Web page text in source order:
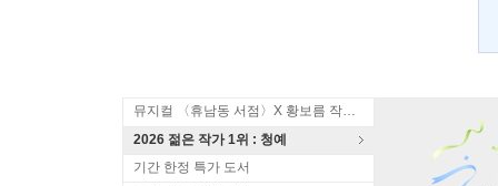
뮤지컬 〈휴남동 서점〉X 황보름 작가 북토크
2026 젊은 작가 1위 : 청예
기간 한정 특가 도서